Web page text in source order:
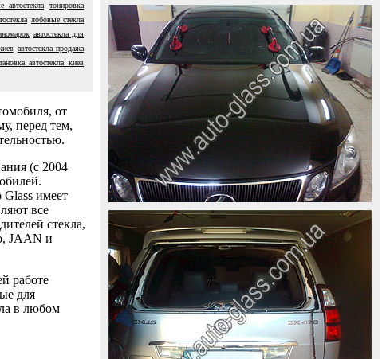
автостекла
тонировка
лобовые стекла
автостекла для
автостекла продажа
автостекла киев
от
перед тем,
(с 2004
имеет
все
стекла,
JAAN и
работе
для
в любом